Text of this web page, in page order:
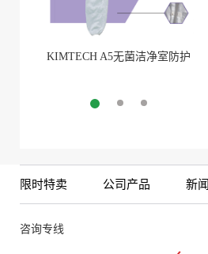
KIMTECH A5无菌洁净室防护
限时特卖 公司产品 新
咨询专线